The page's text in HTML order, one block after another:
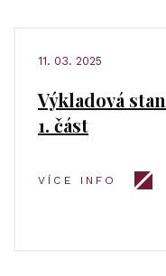
11. 03. 2025
Výkladová
1. část
VÍCE INFO